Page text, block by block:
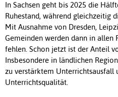
In Sachsen geht bis 2025 die
Ruhestand, während gleichzeitig
Mit Ausnahme von Dresden,
Gemeinden werden dann in allen
fehlen. Schon jetzt ist der Anteil
Insbesondere in ländlichen
zu verstärktem Unterrichtsausfall
Unterrichtsqualität.